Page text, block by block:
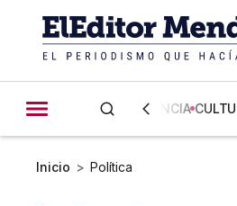
CIENCIA
Inicio > Política